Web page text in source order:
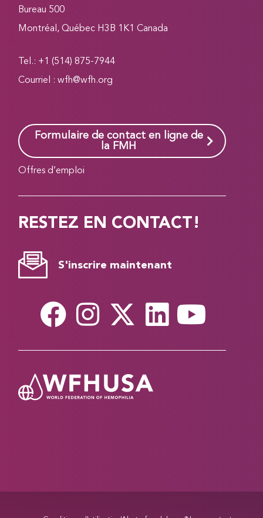
Bureau 500
Montréal, Québec H3B 1K1 Canada
Tel.: +1 (514) 875-7944
Courriel :wfh@wfh.org
Formulaire de contact en ligne de
la FMH
Offres d’emploi
RESTEZ EN CONTACT!
S'inscrire maintenant